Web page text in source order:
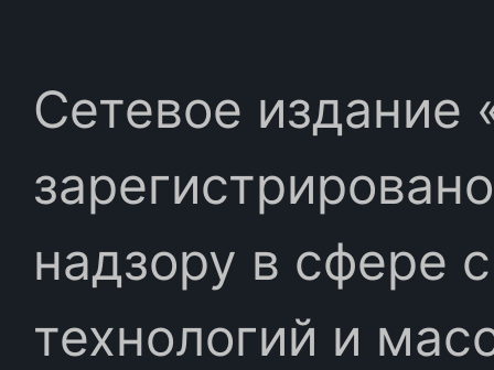
Сетевое издание
надзору в сфере
технологий и